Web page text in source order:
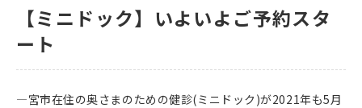
【ミニドック】いよいよご予約スタ
ート
―宮市在住の奥さまのための健診(ミニドック)が2021年も5月